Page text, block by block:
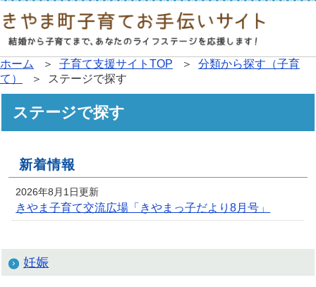
ホーム ＞ 子育て支援サイトTOP ＞ 分類から探す（子育
て）
＞ ステージで探す
ステージで探す
新着情報
2026年8月1日更新
きやま子育て交流広場「きやまっ子だより8月号」
妊娠